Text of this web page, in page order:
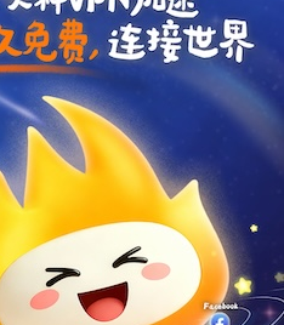
支持 [0] 反对 [0]
支持
风加速器